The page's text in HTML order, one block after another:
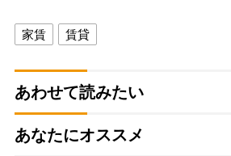
家賃 賃貸
あわせて読みたい
あなたにオススメ